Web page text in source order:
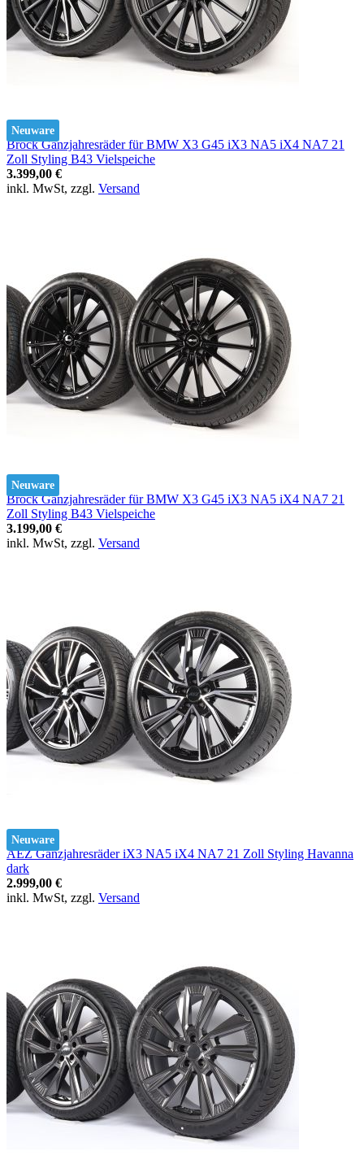
Neuware
Brock Ganzjahresräder für BMW X3 G45 iX3 NA5 iX4 NA7 21
Zoll Styling B43 Vielspeiche
3.399,00 €
inkl. MwSt, zzgl. Versand
Neuware
Brock Ganzjahresräder für BMW X3 G45 iX3 NA5 iX4 NA7 21
Zoll Styling B43 Vielspeiche
3.199,00 €
inkl. MwSt, zzgl. Versand
Neuware
AEZ Ganzjahresräder iX3 NA5 iX4 NA7 21 Zoll Styling Havanna
dark
2.999,00 €
inkl. MwSt, zzgl. Versand